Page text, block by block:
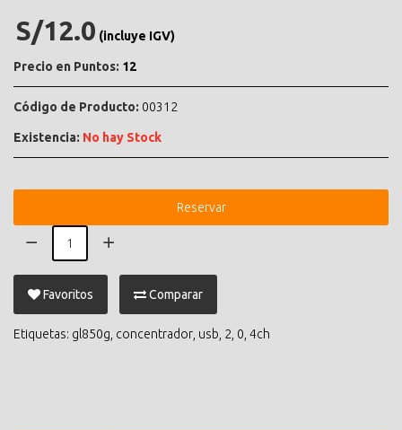
S/12.0 (incluye IGV)
Precio en Puntos: 12
Código de Producto: 00312
Existencia: No hay Stock
Reservar
Favoritos Comparar
Etiquetas: gl850g concentrador usb 2 0 4ch